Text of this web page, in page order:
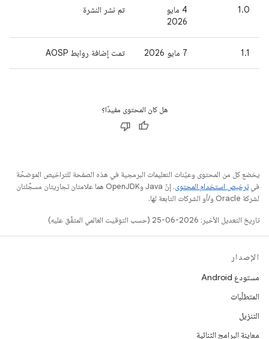
1.0
4 مايو
2026
تم نشر النشرة
1.1 7 مايو 2026 تمت إضافة روابط AOSP
هل كان المحتوى مفيدًا؟
يخضع كل من المحتوى وعيّنات التعليمات البرمجية في هذه الصفحة للتراخيص الموضحّة
فيترخيص استخدام المحتوى
. إنّ Java وOpenJDK هما علامتان تجاريتان مسجَّلتان
لشركة Oracle و/أو الشركات التابعة لها.
تاريخ التعديل الأخير: 2026-06-25 (حسب التوقيت العالمي المتفَّق عليه)
الإصدار
مستودع Android
المتطلّبات
التنزيل
معاينة البرامج الثنائية